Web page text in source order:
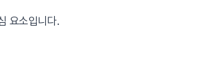
요소입니다.